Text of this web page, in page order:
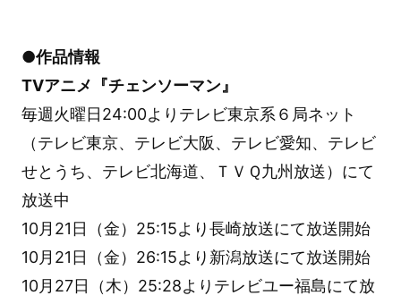
●作品情報
TVアニメ『チェンソーマン』
毎週火曜日24:00よりテレビ東京系６局ネット
（テレビ東京、テレビ大阪、テレビ愛知、テレビ
せとうち、テレビ北海道、ＴＶＱ九州放送）にて
放送中
10月21日（金）25:15より長崎放送にて放送開始
10月21日（金）26:15より新潟放送にて放送開始
10月27日（木）25:28よりテレビユー福島にて放